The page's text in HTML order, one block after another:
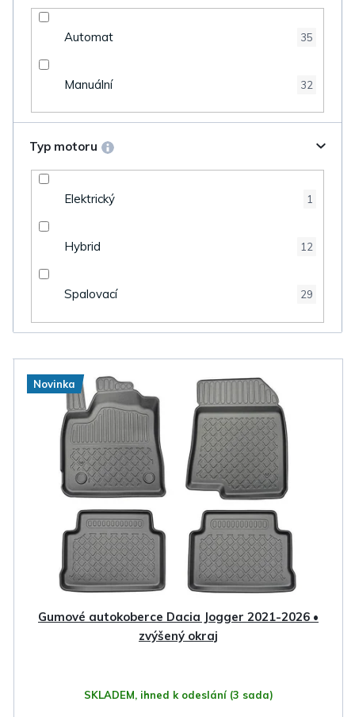
Automat 35
Manuální 32
Typ motoru
Elektrický 1
Hybrid 12
Spalovací 29
Novinka
Gumové autokoberce Dacia Jogger 2021-2026 •
zvýšený okraj
SKLADEM, ihned k odeslání (3 sada)